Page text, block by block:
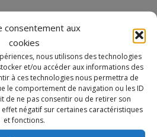
consentement aux
cookies
nous utilisons des technologies
et/ou accéder aux informations des
à ces technologies nous permettra de
le comportement de navigation ou les ID
de ne pas consentir ou de retirer son
négatif sur certaines caractéristiques
et fonctions.
Nous Rejoindre
de confidentialité
des cookies à des fins de
dans ses différents services.
vous acceptez l'utilisation des
cookies.